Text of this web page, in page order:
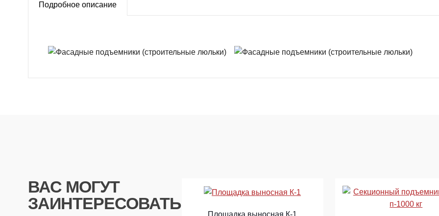
Подробное описание
ВАС МОГУТ
ЗАИНТЕРЕСОВАТЬ
Площадка выносная К-1